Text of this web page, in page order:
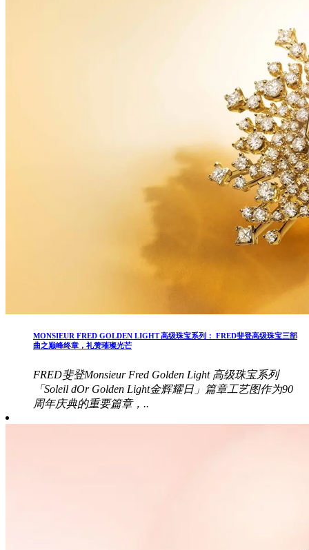
MONSIEUR FRED GOLDEN LIGHT 高级珠宝系列： FRED斐登高级珠宝三部
曲之巅峰终章，礼赞璀璨光芒
FRED斐登Monsieur Fred Golden Light 高级珠宝系列
「Soleil dOr Golden Light金辉耀日」篇章工艺图作为90
周年庆典的重要篇章，..